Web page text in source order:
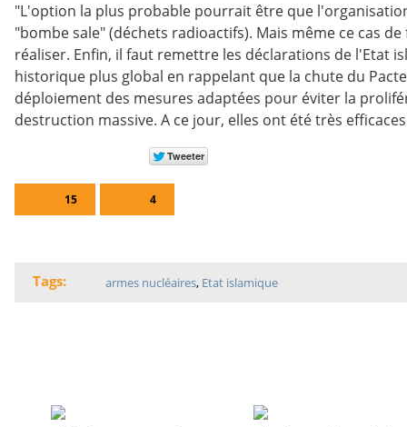
"L'option la plus probable pourrait être que
"bombe sale" (déchets radioactifs). Mais même ce cas
réaliser. Enfin, il faut remettre les déclarations de l'Etat
historique plus global en rappelant que la chute du
déploiement des mesures adaptées pour éviter la
destruction massive. A ce jour, elles ont été très
15 4
Tags: armes nucléaires, Etat islamique